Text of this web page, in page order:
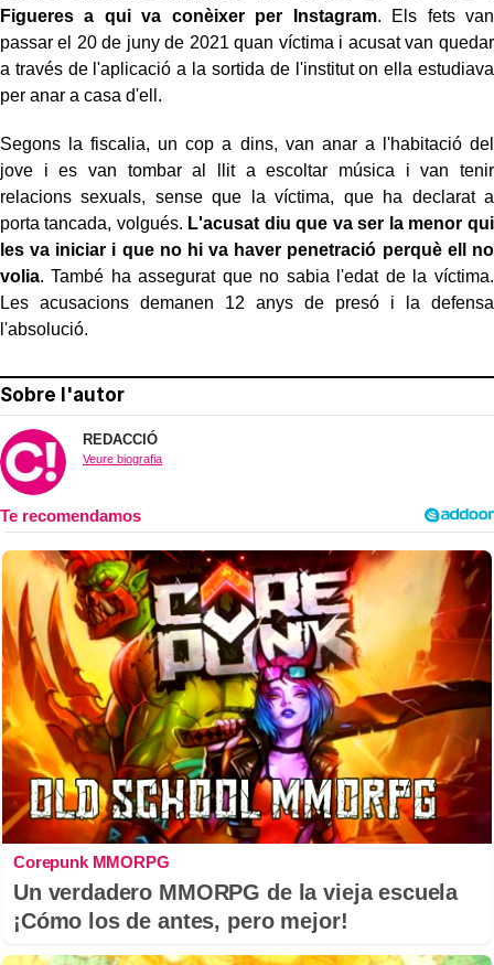
Figueres a qui va conèixer per Instagram. Els fets van
passar el 20 de juny de 2021 quan víctima i acusat van quedar
a través de l'aplicació a la sortida de l'institut on ella estudiava
per anar a casa d'ell.
Segons la fiscalia, un cop a dins, van anar a l'habitació del
jove i es van tombar al llit a escoltar música i van tenir
relacions sexuals, sense que la víctima, que ha declarat a
porta tancada, volgués. L'acusat diu que va ser la menor qui
les va iniciar i que no hi va haver penetració perquè ell no
volia. També ha assegurat que no sabia l'edat de la víctima.
Les acusacions demanen 12 anys de presó i la defensa
l'absolució.
Sobre l'autor
REDACCIÓ
Veure biografia
Corepunk MMORPG
Un verdadero MMORPG de la vieja escuela
¡Cómo los de antes, pero mejor!